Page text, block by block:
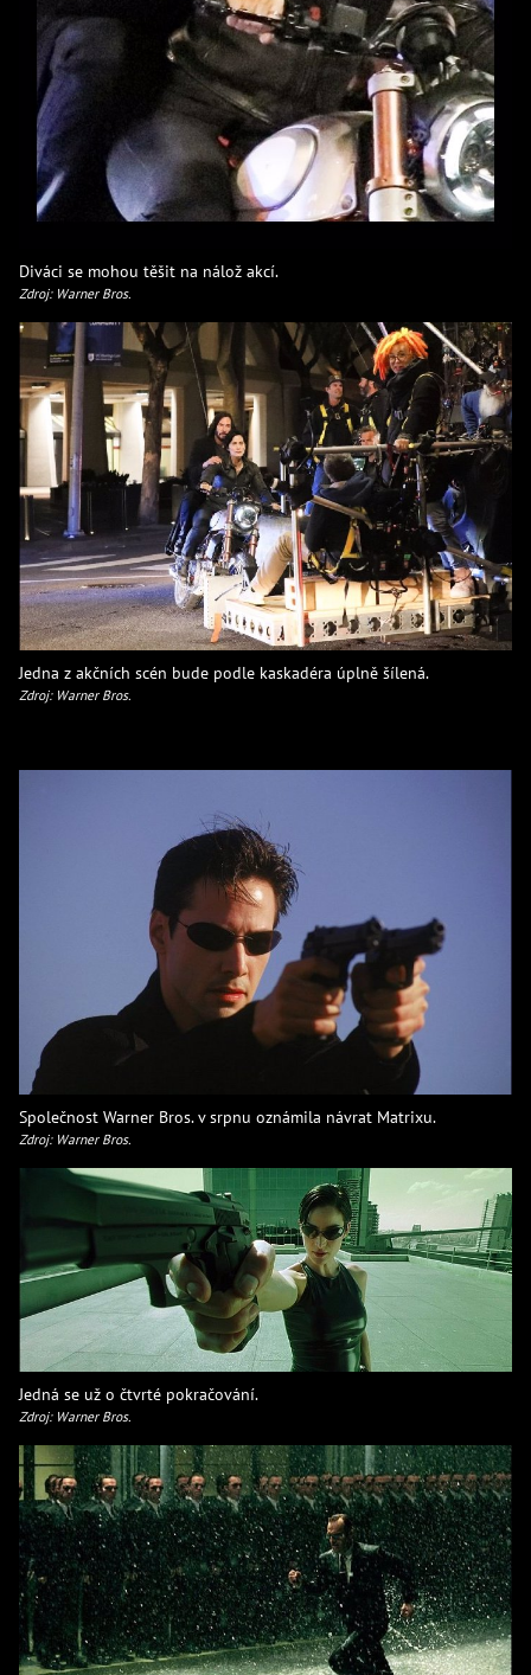
Diváci se mohou těšit na nálož akcí.
Zdroj: Warner Bros.
Jedna z akčních scén bude podle kaskadéra úplně šílená.
Zdroj: Warner Bros.
Společnost Warner Bros. v srpnu oznámila návrat Matrixu.
Zdroj: Warner Bros.
Jedná se už o čtvrté pokračování.
Zdroj: Warner Bros.